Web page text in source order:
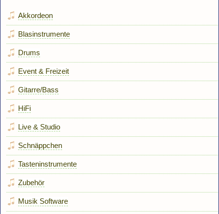
Akkordeon
Blasinstrumente
Drums
Event & Freizeit
Gitarre/Bass
HiFi
Live & Studio
Schnäppchen
Tasteninstrumente
Zubehör
Musik Software